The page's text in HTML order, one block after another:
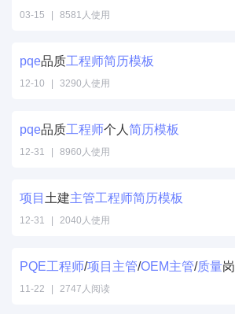
03-15 8581人使用
pqe品质工程师简历模板
12-10 3290人使用
pqe品质工程师个人 简历模板
12-31 8960人使用
项目 土建主管工程师简历模板
12-31 2040人使用
PQE工程师/项目 主管/OEM主管/质量岗位
11-22 2747人阅读